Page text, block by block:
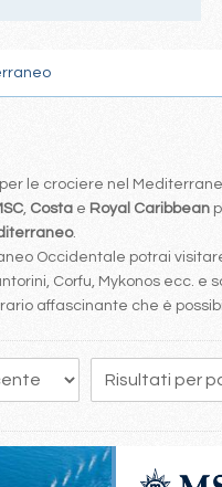
le crociere nel
, Costa e Royal Caribbean
.
Occidentale potrai
Corfu, Mykonos ecc.
affascinante che è
147 148 149